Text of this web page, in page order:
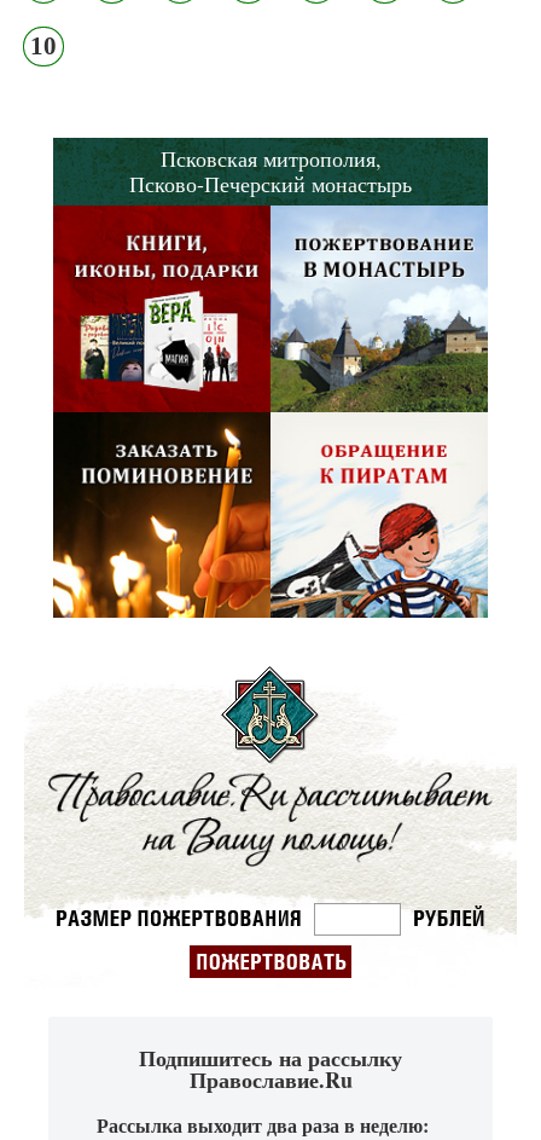
10
Псковская митрополия,
Псково-Печерский монастырь
Подпишитесь на рассылку
Православие.Ru
Рассылка выходит два раза в неделю: